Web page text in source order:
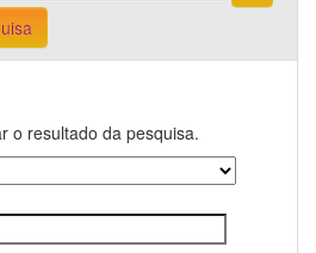
o resultado da pesquisa.